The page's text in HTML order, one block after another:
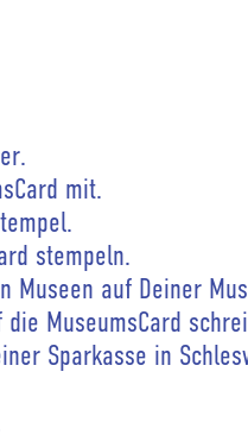
mit.
stempeln.
Museen auf Deiner
MuseumsCard
Sparkasse in